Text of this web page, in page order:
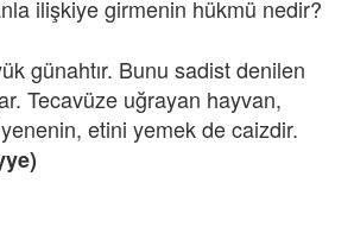
ilişkiye girmenin hükmü nedir?
günahtır. Bunu sadist denilen
Tecavüze uğrayan hayvan,
yenenin, etini yemek de caizdir.